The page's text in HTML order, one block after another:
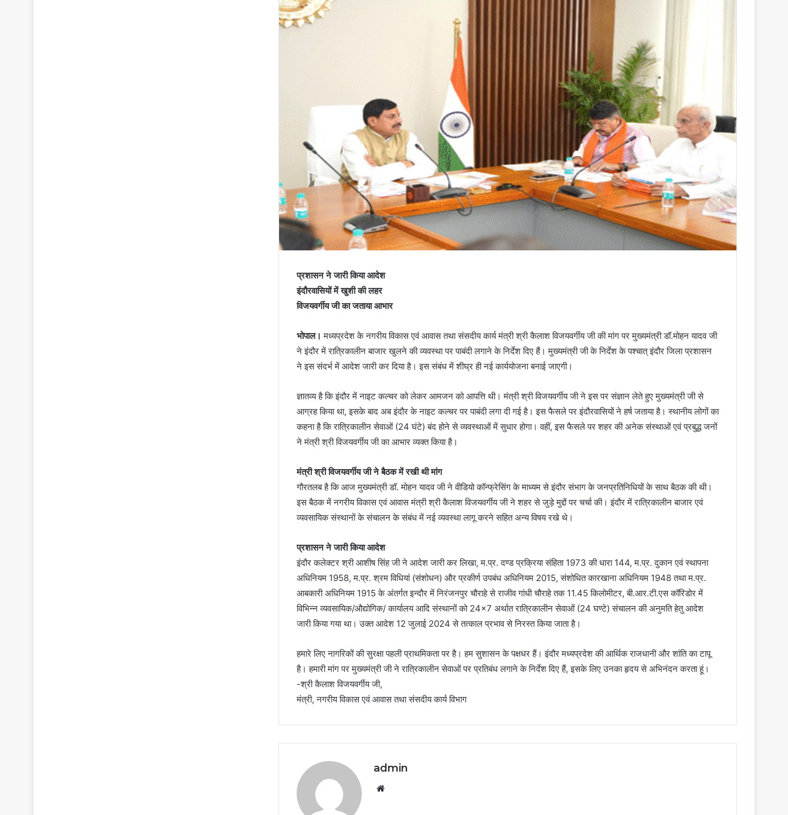
प्रशासन ने जारी किया आदेश
इंदौरवासियों में खुशी की लहर
विजयवर्गीय जी का जताया आभार
भोपाल। मध्यप्रदेश के नगरीय विकास एवं आवास तथा संसदीय कार्य मंत्री श्री कैलाश विजयवर्गीय जी की मांग पर मुख्यमंत्री डॉ.मोहन यादव जी
ने इंदौर में रात्रिकालीन बाजार खुलने की व्यवस्था पर पाबंदी लगाने के निर्देश दिए हैं। मुख्यमंत्री जी के निर्देश के पश्चात् इंदौर जिला प्रशासन
ने इस संदर्भ में आदेश जारी कर दिया है। इस संबंध में शीघ्र ही नई कार्ययोजना बनाई जाएगी।
ज्ञातव्य है कि इंदौर में नाइट कल्चर को लेकर आमजन को आपत्ति थी। मंत्री श्री विजयवर्गीय जी ने इस पर संज्ञान लेते हुए मुख्यमंत्री जी से
आग्रह किया था, इसके बाद अब इंदौर के नाइट कल्चर पर पाबंदी लगा दी गई है। इस फैसले पर इंदौरवासियों ने हर्ष जताया है। स्थानीय लोगों का
कहना है कि रात्रिकालीन सेवाओं (24 घंटे) बंद होने से व्यवस्थाओं में सुधार होगा। वहीं, इस फैसले पर शहर की अनेक संस्थाओं एवं प्रबुद्ध जनों
ने मंत्री श्री विजयवर्गीय जी का आभार व्यक्त किया है।
मंत्री श्री विजयवर्गीय जी ने बैठक में रखी थी मांग
गौरतलब है कि आज मुख्यमंत्री डॉ. मोहन यादव जी ने वीडियो कॉन्फ्रेसिंग के माध्यम से इंदौर संभाग के जनप्रतिनिधियों के साथ बैठक की थी।
इस बैठक में नगरीय विकास एवं आवास मंत्री श्री कैलाश विजयवर्गीय जी ने शहर से जुड़े मुद्दों पर चर्चा की। इंदौर में रात्रिकालीन बाजार एवं
व्यवसायिक संस्थानों के संचालन के संबंध में नई व्यवस्था लागू करने सहित अन्य विषय रखे थे।
प्रशासन ने जारी किया आदेश
इंदौर कलेक्टर श्री आशीष सिंह जी ने आदेश जारी कर लिखा, म.प्र. दण्ड प्रक्रिया संहिता 1973 की धारा 144, म.प्र. दुकान एवं स्थापना
अधिनियम 1958, म.प्र. श्रम विधियां (संशोधन) और प्रकीर्ण उपबंध अधिनियम 2015, संशोधित कारखाना अधिनियम 1948 तथा म.प्र.
आबकारी अधिनियम 1915 के अंतर्गत इन्दौर में निरंजनपुर चौराहे से राजीव गांधी चौराहे तक 11.45 किलोमीटर, बी.आर.टी.एस कॉरिडोर में
विभिन्न व्यवसायिक/औद्योगिक/ कार्यालय आदि संस्थानों को 24×7 अर्थात रात्रिकालीन सेवाओं (24 घण्टे) संचालन की अनुमति हेतु आदेश
जारी किया गया था। उक्त आदेश 12 जुलाई 2024 से तत्काल प्रभाव से निरस्त किया जाता है।
हमारे लिए नागरिकों की सुरक्षा पहली प्राथमिकता पर है। हम सुशासन के पक्षधर हैं। इंदौर मध्यप्रदेश की आर्थिक राजधानी और शांति का टापू
है। हमारी मांग पर मुख्यमंत्री जी ने रात्रिकालीन सेवाओं पर प्रतिबंध लगाने के निर्देश दिए हैं, इसके लिए उनका हृदय से अभिनंदन करता हूं।
-श्री कैलाश विजयवर्गीय जी,
मंत्री, नगरीय विकास एवं आवास तथा संसदीय कार्य विभाग
admin